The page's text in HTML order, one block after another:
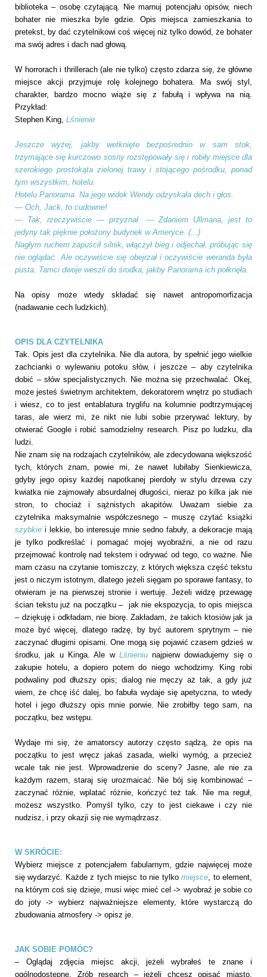
biblioteka – osobę czytającą. Nie marnuj potencjału opisów, niech
bohater nie mieszka byle gdzie. Opis miejsca zamieszkania to
pretekst, by dać czytelnikowi coś więcej niż tylko dowód, że bohater
ma swój adres i dach nad głową.
W horrorach i thrillerach (ale nie tylko) często zdarza się, że główne
miejsce akcji przyjmuje rolę kolejnego bohatera. Ma swój styl,
charakter, bardzo mocno wiąże się z fabułą i wpływa na nią.
Przykład:
Stephen King, Lśnienie
Jeszcze wyżej, jakby wetknięte bezpośrednio w sam stok,
trzymające się kurczowo sosny rozstępowały się i robiły miejsce dla
szerokiego prostokąta zielonej trawy i stojącego pośrodku, ponad
tym wszystkim, hotelu.
Hotelu Panorama. Na jego widok Wendy odzyskała dech i głos.
— Och, Jack, to cudowne!
— Tak, rzeczywiście — przyznał. — Zdaniem Ullmana, jest to
jedyny tak pięknie położony budynek w Ameryce. (...)
Nagłym ruchem zapuścił silnik, włączył bieg i odjechał, próbując się
nie oglądać. Ale oczywiście się obejrzał i oczywiście weranda była
pusta. Tamci dwoje weszli do środka, jakby Panorama ich połknęła.
Na opisy może wtedy składać się nawet antropomorfizacja
(nadawanie cech ludzkich).
OPIS DLA CZYTELNIKA
Tak. Opis jest dla czytelnika. Nie dla autora, by spełnić jego wielkie
zachcianki o wylewaniu potoku słów, i jeszcze – aby czytelnika
dobić – słów specjalistycznych. Nie można się przechwalać. Okej,
może jesteś świetnym architektem, dekoratorem wnętrz po studiach
i wiesz, co to jest entablatura tryglifu na kolumnie podtrzymującej
taras, ale wierz mi, że nikt nie lubi sobie przerywać lektury, by
otwierać Google i robić samodzielny research. Pisz po ludzku, dla
ludzi.
Nie znam się na rodzajach czytelników, ale zdecydowana większość
tych, których znam, powie mi, że nawet lubiłaby Sienkiewicza,
gdyby jego opisy każdej napotkanej pierdoły w stylu drzewa czy
kwiatka nie zajmowały absurdalnej długości, nieraz po kilka jak nie
stron, to chociaż i sążnistych akapitów. Uważam siebie za
czytelnika maksymalnie współczesnego – muszę czytać książki
szybkie i lekkie, bo interesuje mnie sedno fabuły, a dekoracje mają
je tylko podkreślać i pomagać mojej wyobraźni, a nie od razu
przejmować kontrolę nad tekstem i odrywać od tego, co ważne. Nie
mam czasu na czytanie tomiszczy, z których większa część tekstu
jest o niczym istotnym, dlatego jeżeli sięgam po sporawe fantasy, to
otwieram je na pierwszej stronie i wertuję. Jeżeli widzę przewagę
ścian tekstu już na początku – jak nie ekspozycja, to opis miejsca
– dziękuję i odkładam, nie biorę. Zakładam, że takich ktosiów jak ja
może być więcej, dlatego radzę, by być autorem sprytnym – nie
zaczynać długimi opisami. One mogą się pojawić czasem gdzieś w
środku, jak u Kinga. Ale w Lśnieniunajpierw dowiadujemy się o
zakupie hotelu, a dopiero potem do niego wchodzimy. King robi
podwaliny pod dłuższy opis; dialog nie męczy aż tak, a gdy już
wiem, że chcę iść dalej, bo fabuła wydaje się apetyczna, to wtedy
hotel i jego dłuższy opis mnie porwie. Nie zrobiłby tego sam, na
początku, bez wstępu.
Wydaje mi się, że amatorscy autorzy często sądzą, że opis na
początku to jest wręcz jakaś zasada, wielki wymóg, a przecież
wcale tak nie jest. Wprowadzenie do sceny? Jasne, ale nie za
każdym razem, staraj się urozmaicać. Nie bój się kombinować –
zaczynać różnie, wplatać różnie, kończyć też tak. Nie ma reguł,
możesz wszystko. Pomyśl tylko, czy to jest ciekawe i czy nie
nudzisz, i przy okazji się nie wymądrzasz.
W SKRÓCIE:
Wybierz miejsce z potencjałem fabularnym, gdzie najwięcej może
się wydarzyć. Każde z tych miejsc to nie tylkomiejsce, to element,
na którym coś się dzieje, musi więc mieć cel -> wyobraź je sobie co
do joty -> wybierz najważniejsze elementy, które wystarczą do
zbudowania atmosfery -> opisz je.
JAK SOBIE POMÓC?
– Oglądaj zdjęcia miejsc akcji, jeżeli wybrałeś te znane i
ogólnodostępne. Zrób research – jeżeli chcesz opisać miasto,